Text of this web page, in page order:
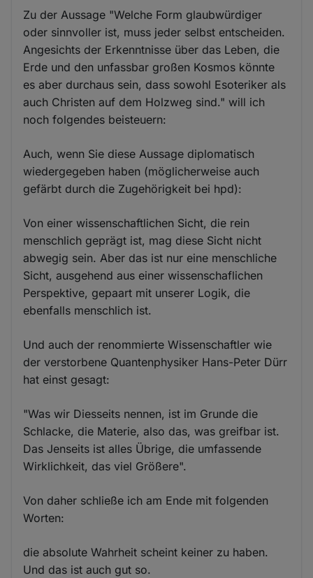
Zu der Aussage "Welche Form glaubwürdiger
oder sinnvoller ist, muss jeder selbst entscheiden.
Angesichts der Erkenntnisse über das Leben, die
Erde und den unfassbar großen Kosmos könnte
es aber durchaus sein, dass sowohl Esoteriker als
auch Christen auf dem Holzweg sind." will ich
noch folgendes beisteuern:
Auch, wenn Sie diese Aussage diplomatisch
wiedergegeben haben (möglicherweise auch
gefärbt durch die Zugehörigkeit bei hpd):
Von einer wissenschaftlichen Sicht, die rein
menschlich geprägt ist, mag diese Sicht nicht
abwegig sein. Aber das ist nur eine menschliche
Sicht, ausgehend aus einer wissenschaflichen
Perspektive, gepaart mit unserer Logik, die
ebenfalls menschlich ist.
Und auch der renommierte Wissenschaftler wie
der verstorbene Quantenphysiker Hans-Peter Dürr
hat einst gesagt:
"Was wir Diesseits nennen, ist im Grunde die
Schlacke, die Materie, also das, was greifbar ist.
Das Jenseits ist alles Übrige, die umfassende
Wirklichkeit, das viel Größere".
Von daher schließe ich am Ende mit folgenden
Worten:
die absolute Wahrheit scheint keiner zu haben.
Und das ist auch gut so.